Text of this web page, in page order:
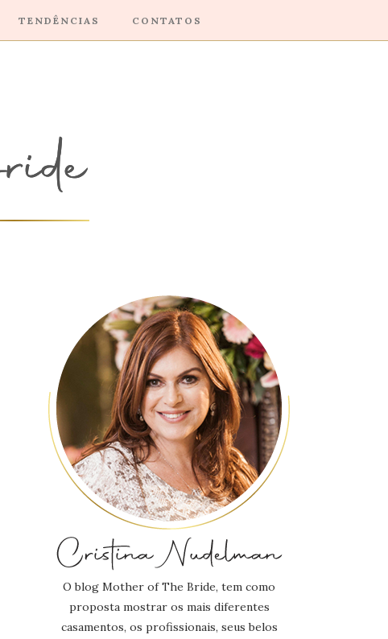
TENDÊNCIAS CONTATOS
O blog Mother of The Bride, tem como
proposta mostrar os mais diferentes
casamentos, os profissionais, seus belos